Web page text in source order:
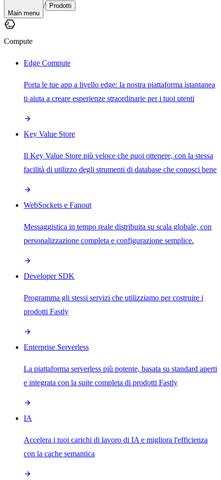
Main menu
/ Prodotti
Compute
Edge Compute
Porta le tue app a livello edge: la nostra piattaforma istantanea
ti aiuta a creare esperienze straordinarie per i tuoi utenti
Key Value Store
Il Key Value Store più veloce che puoi ottenere, con la stessa
facilità di utilizzo degli strumenti di database che conosci bene
WebSockets e Fanout
Messaggistica in tempo reale distribuita su scala globale, con
personalizzazione completa e configurazione semplice.
Developer SDK
Programma gli stessi servizi che utilizziamo per costruire i
prodotti Fastly
Enterprise Serverless
La piattaforma serverless più potente, basata su standard aperti
e integrata con la suite completa di prodotti Fastly
IA
Accelera i tuoi carichi di lavoro di IA e migliora l'efficienza
con la cache semantica